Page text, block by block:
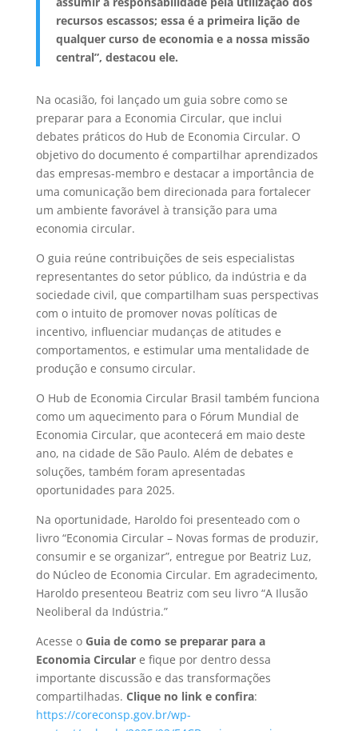
recursos escassos; essa é a primeira lição de
qualquer curso de economia e a nossa missão
central”, destacou ele.
Na ocasião, foi lançado um guia sobre como se
preparar para a Economia Circular, que inclui
debates práticos do Hub de Economia Circular. O
objetivo do documento é compartilhar aprendizados
das empresas-membro e destacar a importância de
uma comunicação bem direcionada para fortalecer
um ambiente favorável à transição para uma
economia circular.
O guia reúne contribuições de seis especialistas
representantes do setor público, da indústria e da
sociedade civil, que compartilham suas perspectivas
com o intuito de promover novas políticas de
incentivo, influenciar mudanças de atitudes e
comportamentos, e estimular uma mentalidade de
produção e consumo circular.
O Hub de Economia Circular Brasil também funciona
como um aquecimento para o Fórum Mundial de
Economia Circular, que acontecerá em maio deste
ano, na cidade de São Paulo. Além de debates e
soluções, também foram apresentadas
oportunidades para 2025.
Na oportunidade, Haroldo foi presenteado com o
livro “Economia Circular – Novas formas de produzir,
consumir e se organizar”, entregue por Beatriz Luz,
do Núcleo de Economia Circular. Em agradecimento,
Haroldo presenteou Beatriz com seu livro “A Ilusão
Neoliberal da Indústria.”
Acesse o Guia de como se preparar para a
Economia Circulare fique por dentro dessa
importante discussão e das transformações
compartilhadas. Clique no link e confira:
https://coreconsp.gov.br/wp-